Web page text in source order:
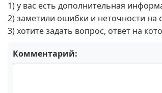
1) у вас есть дополнительная
2) заметили ошибки и неточности на
3) хотите задать вопрос, ответ на
Комментарий: